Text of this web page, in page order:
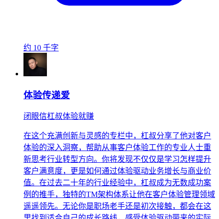
约 10 千字
体验传递爱
闭眼信杠叔体验就赚
在这个充满创新与灵感的专栏中，杠叔分享了他对客户
体验的深入洞察，帮助从事客户体验工作的专业人士重
新思考行业转型方向。你将发现不仅仅是学习怎样提升
客户满意度，更是如何通过体验驱动业务增长与商业价
值。在过去二十年的行业经验中，杠叔成为无数成功案
例的推手，独特的TM架构体系让他在客户体验管理领域
遥遥领先。无论你是职场老手还是初次接触，都会在这